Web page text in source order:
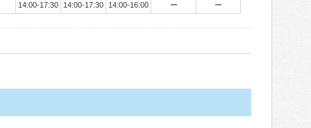
14:00-17:30 14:00-17:30 14:00-16:00 ー ー